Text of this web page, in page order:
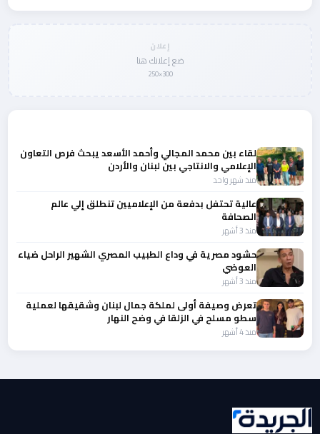
إعلان
ضع إعلانك هنا
300×250
لقاء بين محمد المجالي وأحمد الأسعد يبحث فرص التعاون
الإعلامي والانتاجي بين لبنان والأردن
منذ شهر واحد
عالية تحتفل بدفعة من الإعلاميين تنطلق إلي عالم
الصحافة
منذ 3 أشهر
حشود مصرية في وداع الطبيب المصري الشهير الراحل ضياء
العوضي
منذ 3 أشهر
تعرض وصيفة أولى لملكة جمال لبنان وشقيقها لعملية
سطو مسلح في الزلقا في وضح النهار
منذ 4 أشهر